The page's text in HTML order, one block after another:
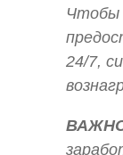
Чтобы
24/7,